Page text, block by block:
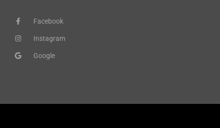
Facebook
Instagram
Google